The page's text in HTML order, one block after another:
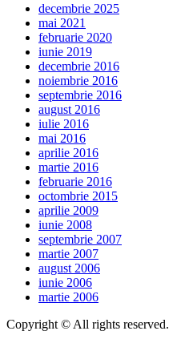
decembrie 2025
mai 2021
februarie 2020
iunie 2019
decembrie 2016
noiembrie 2016
septembrie 2016
august 2016
iulie 2016
mai 2016
aprilie 2016
martie 2016
februarie 2016
octombrie 2015
aprilie 2009
iunie 2008
septembrie 2007
martie 2007
august 2006
iunie 2006
martie 2006
Copyright © All rights reserved.